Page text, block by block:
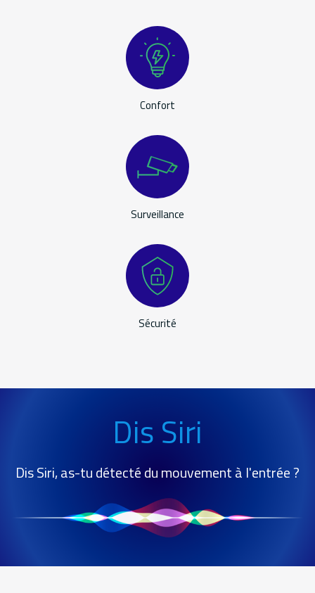
Confort
Surveillance
Sécurité
Dis Siri
Dis Siri, as-tu détecté du mouvement à l'entrée ?